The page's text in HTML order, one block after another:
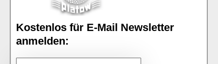
Kostenlos für E-Mail Newsletter
anmelden: